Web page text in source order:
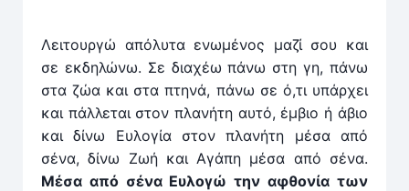
Λειτουργώ απόλυτα ενωμένος μαζί σου και
σε εκδηλώνω. Σε διαχέω πάνω στη γη, πάνω
στα ζώα και στα πτηνά, πάνω σε ό,τι υπάρχει
και πάλλεται στον πλανήτη αυτό, έμβιο ή άβιο
και δίνω Ευλογία στον πλανήτη μέσα από
σένα, δίνω Ζωή και Αγάπη μέσα από σένα.
Μέσα από σένα Ευλογώ την αφθονία των